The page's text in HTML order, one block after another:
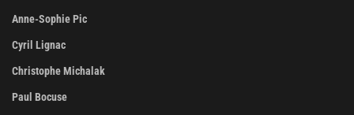
Anne-Sophie Pic
Cyril Lignac
Christophe Michalak
Paul Bocuse